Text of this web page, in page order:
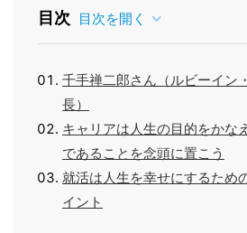
目次 目次を開く
千手禅二郎さん（ルビーイン
長）
キャリアは人生の目的をかな
であることを念頭に置こう
就活は人生を幸せにするため
イント